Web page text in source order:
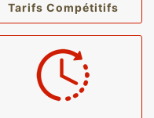
Tarifs Compétitifs